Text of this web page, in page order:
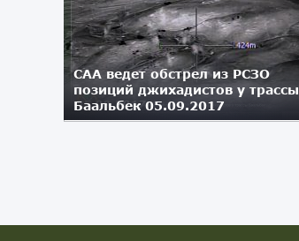
САА ведет обстрел из РСЗО
позиций джихадистов у трассы
Баальбек 05.09.2017
05.08.2017